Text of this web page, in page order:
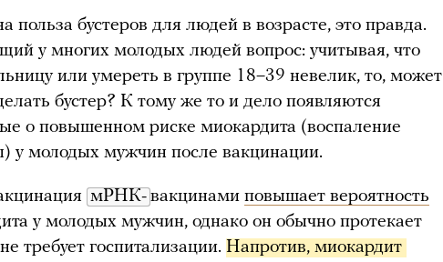
польза бустеров для людей в возрасте, это правда.
у многих молодых людей вопрос: учитывая, что
или умереть в группе 18–39 невелик, то, может
бустер? К тому же то и дело появляются
о повышенном риске миокардита (воспаление
у молодых мужчин после вакцинации.
мРНК- вакцинами повышает вероятность
у молодых мужчин, однако он обычно протекает
требует госпитализации. Напротив, миокардит